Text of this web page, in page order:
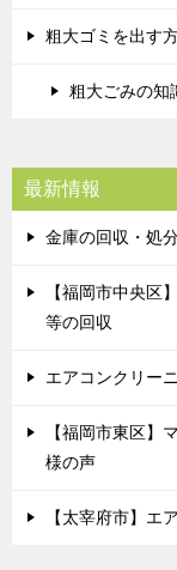
粗大ゴミを出す
粗大ごみの知
最新情報
金庫の回収・処
【福岡市中央区
等の回収
エアコンクリー
【福岡市東区
様の声
【太宰府市】